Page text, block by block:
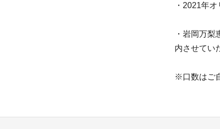
・2021年
・岩岡万
内させてい
※口数はご